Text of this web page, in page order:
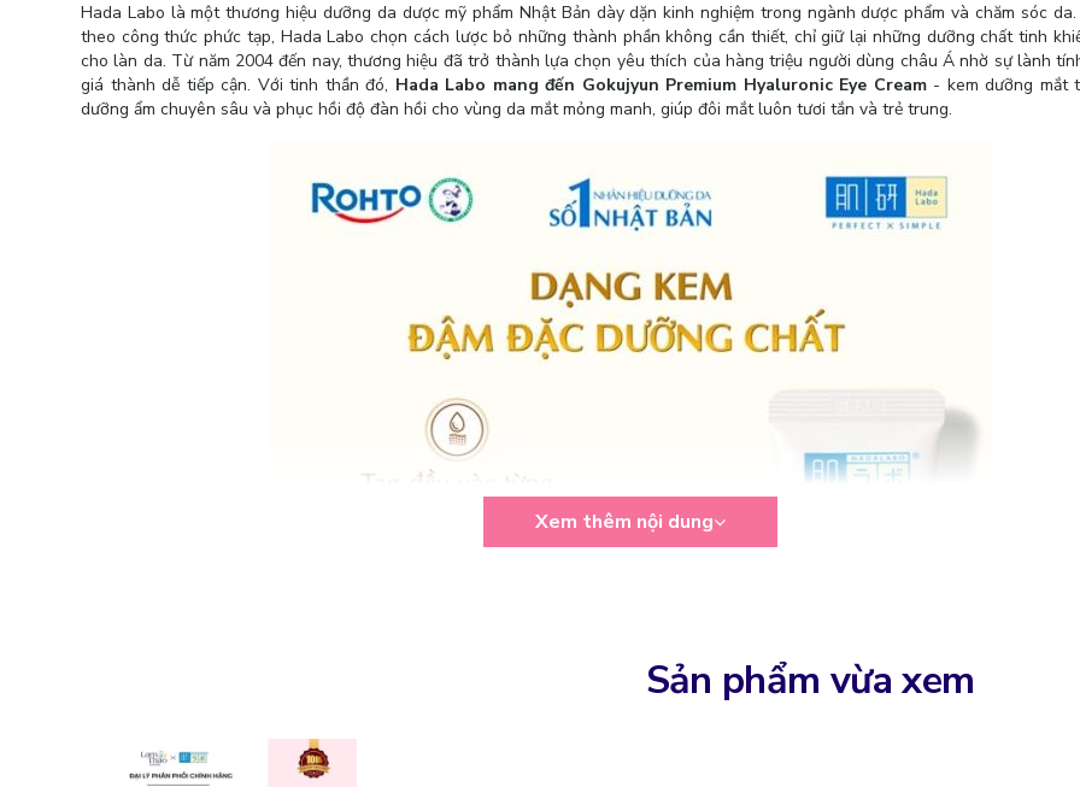
Hada Labo là một thương hiệu dưỡng da dược mỹ phẩm Nhật Bản dày dặn kinh nghiệm trong ngành dược phẩm và chăm sóc
theo công thức phức tạp, Hada Labo chọn cách lược bỏ những thành phần không cần thiết, chỉ giữ lại những dưỡng chất tinh
cho làn da. Từ năm 2004 đến nay, thương hiệu đã trở thành lựa chọn yêu thích của hàng triệu người dùng châu Á nhờ sự lành
giá thành dễ tiếp cận. Với tinh thần đó, Hada Labo mang đến Gokujyun Premium Hyaluronic Eye Cream- kem dưỡng mắt
dưỡng ẩm chuyên sâu và phục hồi độ đàn hồi cho vùng da mắt mỏng manh, giúp đôi mắt luôn tươi tắn và trẻ trung.
Xem thêm nội dung
Sản phẩm vừa xem